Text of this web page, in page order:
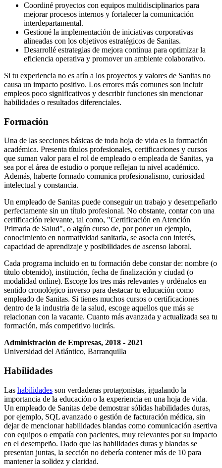
Coordiné proyectos con equipos multidisciplinarios para
mejorar procesos internos y fortalecer la comunicación
interdepartamental.
Gestioné la implementación de iniciativas corporativas
alineadas con los objetivos estratégicos de Sanitas.
Desarrollé estrategias de mejora continua para optimizar la
eficiencia operativa y promover un ambiente colaborativo.
Si tu experiencia no es afín a los proyectos y valores de Sanitas no
causa un impacto positivo. Los errores más comunes son incluir
empleos poco significativos y describir funciones sin mencionar
habilidades o resultados diferenciales.
Formación
Una de las secciones básicas de toda hoja de vida es la formación
académica. Presenta títulos profesionales, certificaciones y cursos
que suman valor para el rol de empleado o empleada de Sanitas, ya
sea por el área de estudio o porque reflejan tu nivel académico.
Además, haberte formado comunica profesionalismo, curiosidad
intelectual y constancia.
Un empleado de Sanitas puede conseguir un trabajo y desempeñarlo
perfectamente sin un título profesional. No obstante, contar con una
certificación relevante, tal como, "Certificación en Atención
Primaria de Salud", o algún curso de, por poner un ejemplo,
conocimiento en normatividad sanitaria, se asocia con interés,
capacidad de aprendizaje y posibilidades de ascenso laboral.
Cada programa incluido en tu formación debe constar de: nombre (o
título obtenido), institución, fecha de finalización y ciudad (o
modalidad online). Escoge los tres más relevantes y ordénalos en
sentido cronológico inverso para destacar tu educación como
empleado de Sanitas. Si tienes muchos cursos o certificaciones
dentro de la industria de la salud, escoge aquellos que más se
relacionan con la vacante. Cuanto más avanzada y actualizada sea tu
formación, más competitivo lucirás.
Administración de Empresas, 2018 - 2021
Universidad del Atlántico, Barranquilla
Habilidades
Las habilidades son verdaderas protagonistas, igualando la
importancia de la educación o la experiencia en una hoja de vida.
Un empleado de Sanitas debe demostrar sólidas habilidades duras,
por ejemplo, SQL avanzado o gestión de facturación médica, sin
dejar de mencionar habilidades blandas como comunicación asertiva
con equipos o empatía con pacientes, muy relevantes por su impacto
en el desempeño. Dado que las habilidades duras y blandas se
presentan juntas, la sección no debería contener más de 10 para
mantener la solidez y claridad.